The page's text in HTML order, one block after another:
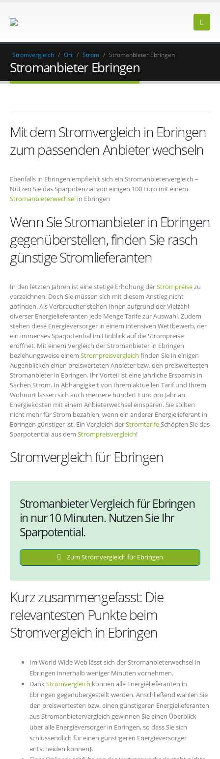
Stromvergleich / Ort / Strom / Stromanbieter Ebringen
Stromanbieter Ebringen
Mit dem Stromvergleich in Ebringen
zum passenden Anbieter wechseln
Ebenfalls in Ebringen empfiehlt sich ein Stromanbietervergleich –
Nutzen Sie das Sparpotenzial von einigen 100 Euro mit einem
Stromanbieterwechsel in Ebringen
Wenn Sie Stromanbieter in Ebringen
gegenüberstellen, finden Sie rasch
günstige Stromlieferanten
In den letzten Jahren ist eine stetige Erhöhung derStrompreisezu
verzeichnen. Doch Sie müssen sich mit diesem Anstieg nicht
abfinden. Als Verbraucher stehen Ihnen aufgrund der Vielzahl
diverser Energielieferanten jede Menge Tarife zur Auswahl. Zudem
stehen diese Energieversorger in einem intensiven Wettbewerb, der
ein immenses Sparpotential im Hinblick auf die Strompreise
eröffnet. Mit einem Vergleich der Stromanbieter in Ebringen
beziehungsweise einem Strompreisvergleich finden Sie in einigen
Augenblicken einen preiswerteten Anbieter bzw. den preiswertesten
Stromanbieter in Ebringen. Ihr Vorteil ist eine jährliche Ersparnis in
Sachen Strom. In Abhängigkeit von Ihrem aktuellen Tarif und Ihrem
Wohnort lassen sich auch mehrere hundert Euro pro Jahr an
Energiekosten mit einem Anbieterwechsel einsparen. Sie sollten
nicht mehr für Strom bezahlen, wenn ein anderer Energielieferant in
Ebringen günstiger ist. Ein Vergleich derStromtarife Schöpfen Sie das
Sparpotential aus dem Strompreisvergleich!
Stromvergleich für Ebringen
Stromanbieter Vergleich für Ebringen
in nur 10 Minuten. Nutzen Sie Ihr
Sparpotential.
Zum Stromvergleich für Ebringen
Kurz zusammengefasst: Die
relevantesten Punkte beim
Stromvergleich in Ebringen
Im World Wide Web lässt sich der Stromanbieterwechsel in
Ebringen innerhalb weniger Minuten vornehmen.
DankStromvergleich können alle Energielieferanten in
Ebringen gegenübergestellt werden. Anschließend wählen Sie
den preiswertesten bzw. einen günstigeren Energielieferanten
aus Stromanbietervergleich gewinnen Sie einen Überblick
über alle Energieversorger in Ebringen, so dass Sie sich
schlussendlich für einen günstigeren Energieversorger
entscheiden können}.